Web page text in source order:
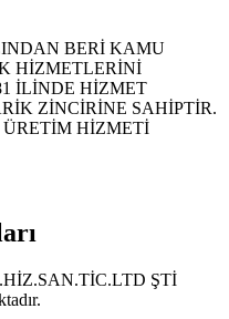
BERİ KAMU
HİZMETLERİNİ
İLİNDE HİZMET
ZİNCİRİNE SAHİPTİR.
HİZMETİ
ŞTİ